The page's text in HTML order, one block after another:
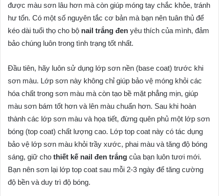
được màu sơn lâu hơn mà còn giúp móng tay chắc khỏe, tránh
hư tổn. Có một số nguyên tắc cơ bản mà bạn nên tuân thủ để
kéo dài tuổi thọ cho bộ nail trắng đen yêu thích của mình, đảm
bảo chúng luôn trong tình trạng tốt nhất.
Đầu tiên, hãy luôn sử dụng lớp sơn nền (base coat) trước khi
sơn màu. Lớp sơn này không chỉ giúp bảo vệ móng khỏi các
hóa chất trong sơn màu mà còn tạo bề mặt phẳng mịn, giúp
màu sơn bám tốt hơn và lên màu chuẩn hơn. Sau khi hoàn
thành các lớp sơn màu và họa tiết, đừng quên phủ một lớp sơn
bóng (top coat) chất lượng cao. Lớp top coat này có tác dụng
bảo vệ lớp sơn màu khỏi trầy xước, phai màu và tăng độ bóng
sáng, giữ cho thiết kế nail đen trắng của bạn luôn tươi mới.
Bạn nên sơn lại lớp top coat sau mỗi 2-3 ngày để tăng cường
độ bền và duy trì độ bóng.